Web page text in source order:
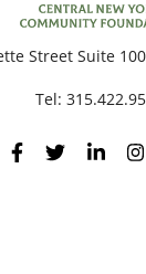
Street Suite
Tel: